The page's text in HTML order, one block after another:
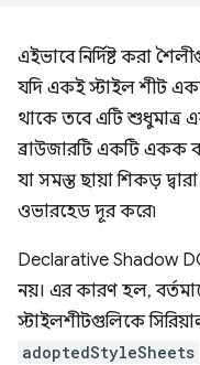
এইভাবে নির্দিষ্ট করা
যদি একই স্টাইল শীট
থাকে তবে এটি শুধুমাত্র
ব্রাউজারটি একটি একক
যা সমস্ত ছায়া শিকড়
ওভারহেড দূর করে৷
Declarative Shadow
নয়। এর কারণ হল,
স্টাইলশীটগুলিকে
adoptedStyleSheets